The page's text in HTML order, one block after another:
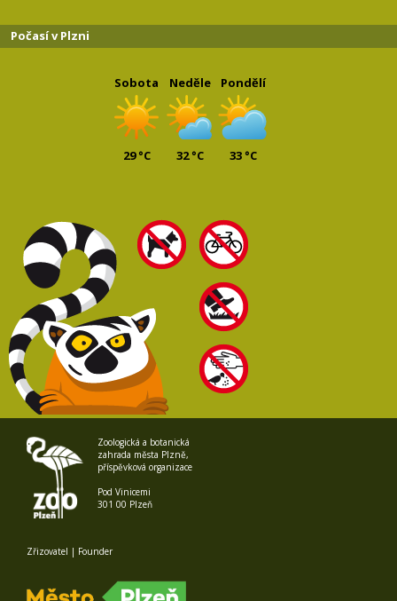
Počasí v Plzni
Sobota
29 °C
Neděle
32 °C
Pondělí
33 °C
Zoologická a botanická
zahrada města Plzně,
příspěvková organizace
Pod Vinicemi
301 00 Plzeň
Zřizovatel | Founder